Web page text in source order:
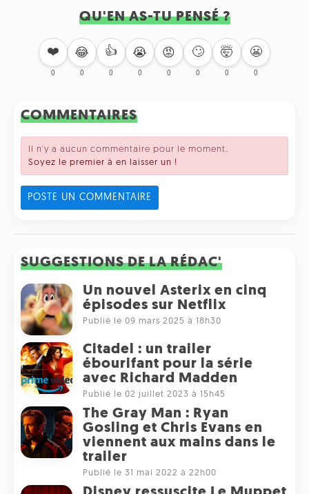
QU'EN AS-TU PENSÉ ?
❤️
0
😂
0
👍
0
😭
0
😡
0
🙄
0
🤯
0
😬
0
COMMENTAIRES
Il n'y a aucun commentaire pour le moment.
Soyez le premier à en laisser un !
POSTE UN COMMENTAIRE
SUGGESTIONS DE LA RÉDAC'
Un nouvel Asterix en cinq
épisodes sur Netflix
Publié le 09 mars 2025 à 18h30
Citadel : un trailer
ébourifant pour la série
avec Richard Madden
Publié le 02 juillet 2023 à 15h45
The Gray Man : Ryan
Gosling et Chris Evans en
viennent aux mains dans le
trailer
Publié le 31 mai 2022 à 22h00